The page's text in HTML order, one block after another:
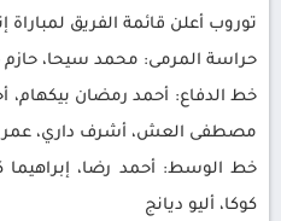
توروب أعلن قائمة الفريق لمباراة
حراسة المرمى: محمد سيحا، حازم
خط الدفاع: أحمد رمضان بيكهام،
مصطفى العش، أشرف داري،
خط الوسط: أحمد رضا، إبراهيما
كوكا، أليو ديانج